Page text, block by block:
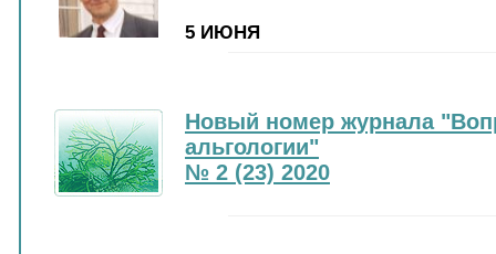
5 ИЮНЯ
Новый номер журнала
альгологии"
№ 2 (23) 2020